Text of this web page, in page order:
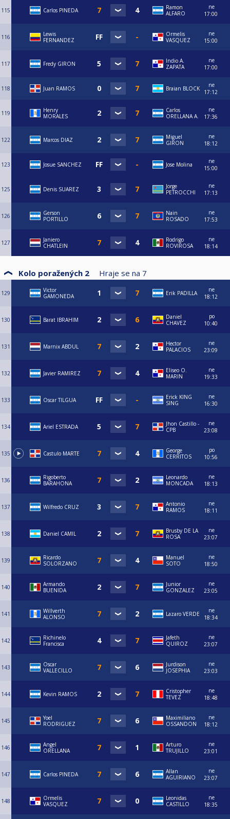
115 Carlos PINEDA
Ramon
ALFARO
ne
17:00
116
Lewis
FERNANDEZ
Ormelis
VASQUEZ
ne
15:00
117 Fredy GIRON
Indio A.
ZAPATA
ne
17:00
118 Juan RAMOS Braian BLOCK
ne
17:12
119
Henry
MORALES
Carlos
ORELLANA A.
ne
17:36
122 Marcos DIAZ
Miguel
GIRON
ne
18:12
123 Josue SANCHEZ Jose Molina
ne
15:00
125 Denis SUAREZ
Jorge
PETROCCHI
ne
17:13
126
Gerson
PORTILLO
Nain
ROSADO
ne
17:53
127
Janiero
CHATLEIN
Rodrigo
ROVIROSA
ne
18:14
Kolo poražených 2 Hraje se na 7
129
Victor
GAMONEDA
Erik PADILLA
ne
18:12
130 Barat IBRAHIM
Daniel
CHAVEZ
po
10:40
131 Marnix ABDUL
Hector
PALACIOS
ne
23:09
132 Javier RAMIREZ
Eliseo O.
MARIN
ne
19:33
133 Oscar TILGUA
Erick KING
SING
ne
16:30
134 Ariel ESTRADA
Jhon Castillo -
CPB
ne
23:08
135 Castulo MARTE
George
CERRITOS
po
10:56
136
Rigoberto
BARAHONA
Leonardo
MONCADA
ne
18:13
137 Wilfredo CRUZ
Antonio
RAMOS
ne
18:11
138 Daniel CAMIL
Brusby DE LA
ROSA
ne
23:07
139
Ricardo
SOLORZANO
Manuel
SOTO
ne
18:50
140
Armando
BUENIDA
Junior
GONZALEZ
ne
23:05
141
Willverth
ALONSO
Lazaro VERDE
ne
18:34
142
Richinelo
Francisca
Jafeth
QUIROZ
ne
23:07
143
Oscar
VALLECILLO
Jurdison
JOSEPHIA
ne
23:03
144 Kevin RAMOS
Cristopher
TEVEZ
ne
18:48
145
Yoel
RODRIGUEZ
Maximiliano
OSSANDON
ne
18:12
146
Angel
ORELLANA
Arturo
TRUJILLO
ne
23:01
147 Carlos PINEDA
Allan
AGUIRIANO
ne
23:07
148
Ormelis
VASQUEZ
Leonidas
CASTILLO
ne
18:35